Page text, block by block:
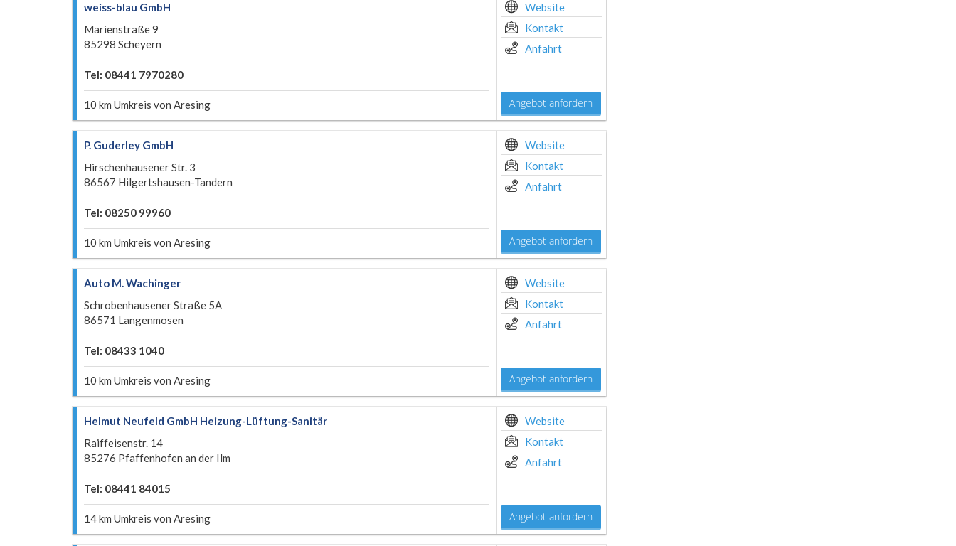
weiss-blau GmbH
Marienstraße 9
85298 Scheyern
Tel: 08441 7970280
10 km Umkreis von Aresing
Website
Kontakt
Anfahrt
Angebot anfordern
P. Guderley GmbH
Hirschenhausener Str. 3
86567 Hilgertshausen-Tandern
Tel: 08250 99960
10 km Umkreis von Aresing
Website
Kontakt
Anfahrt
Angebot anfordern
Auto M. Wachinger
Schrobenhausener Straße 5A
86571 Langenmosen
Tel: 08433 1040
10 km Umkreis von Aresing
Website
Kontakt
Anfahrt
Angebot anfordern
Helmut Neufeld GmbH Heizung-Lüftung-Sanitär
Raiffeisenstr. 14
85276 Pfaffenhofen an der Ilm
Tel: 08441 84015
14 km Umkreis von Aresing
Website
Kontakt
Anfahrt
Angebot anfordern